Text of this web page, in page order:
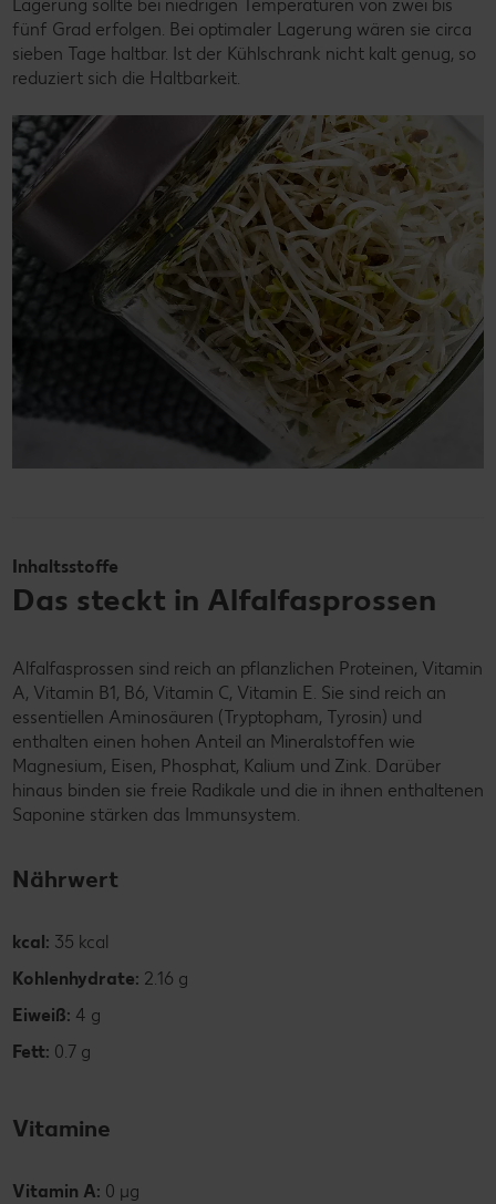
Lagerung sollte bei niedrigen Temperaturen von zwei bis
fünf Grad erfolgen. Bei optimaler Lagerung wären sie circa
sieben Tage haltbar. Ist der Kühlschrank nicht kalt genug, so
reduziert sich die Haltbarkeit.
Inhaltsstoffe
Das steckt in Alfalfasprossen
Alfalfasprossen sind reich an pflanzlichen Proteinen, Vitamin
A, Vitamin B1, B6, Vitamin C, Vitamin E. Sie sind reich an
essentiellen Aminosäuren (Tryptopham, Tyrosin) und
enthalten einen hohen Anteil an Mineralstoffen wie
Magnesium, Eisen, Phosphat, Kalium und Zink. Darüber
hinaus binden sie freie Radikale und die in ihnen enthaltenen
Saponine stärken das Immunsystem.
Nährwert
kcal: 35 kcal
Kohlenhydrate: 2.16 g
Eiweiß: 4 g
Fett: 0.7 g
Vitamine
Vitamin A: 0 µg